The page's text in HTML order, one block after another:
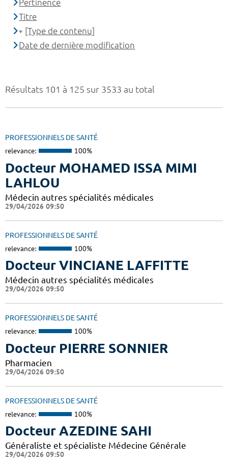
Résultats 101 à 125 sur 3533 au total
PROFESSIONNELS DE SANTÉ
relevance: 100%
Docteur MOHAMED ISSA MIMI
LAHLOU
Médecin autres spécialités médicales
29/04/2026 09:50
PROFESSIONNELS DE SANTÉ
relevance: 100%
Docteur VINCIANE LAFFITTE
Médecin autres spécialités médicales
29/04/2026 09:50
PROFESSIONNELS DE SANTÉ
relevance: 100%
Docteur PIERRE SONNIER
Pharmacien
29/04/2026 09:50
PROFESSIONNELS DE SANTÉ
relevance: 100%
Docteur AZEDINE SAHI
Généraliste et spécialiste Médecine Générale
29/04/2026 09:50
Pertinence
Titre
[Type de contenu]
Date de dernière modification